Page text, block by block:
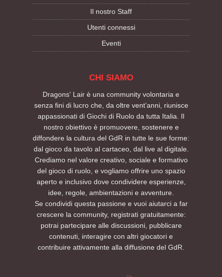
Il nostro Staff
Utenti connessi
Eventi
CHI SIAMO
Dragons' Lair è una community volontaria e
senza fini di lucro che, da oltre vent’anni, riunisce
appassionati di Giochi di Ruolo da tutta Italia. Il
nostro obiettivo è promuovere, sostenere e
diffondere la cultura del GdR in tutte le sue forme:
dal gioco da tavolo al cartaceo, dal live al digitale.
Crediamo nel valore creativo, sociale e formativo
del gioco di ruolo, e vogliamo offrire uno spazio
aperto e inclusivo dove condividere esperienze,
idee, regole, ambientazioni e avventure.
Se condividi questa passione e vuoi aiutarci a far
crescere la community, registrati gratuitamente:
potrai partecipare alle discussioni, pubblicare
contenuti, interagire con altri giocatori e
contribuire attivamente alla diffusione del GdR.